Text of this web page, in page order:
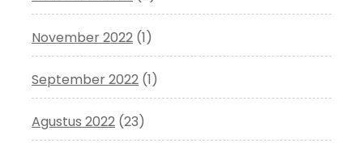
November 2022 (1)
September 2022 (1)
Agustus 2022 (23)